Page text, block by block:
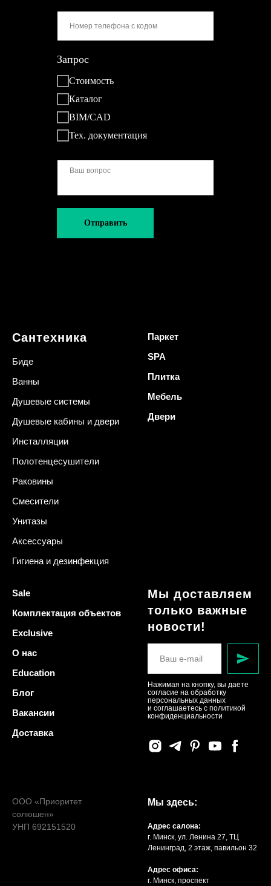
Запрос
Стоимость
Каталог
BIM/CAD
Тех. документация
Отправить
Сантехника
Биде
Ванны
Душевые системы
Душевые кабины и двери
Инсталляции
Полотенцесушители
Раковины
Смесители
Унитазы
Аксессуары
Гигиена и дезинфекция
Паркет
SPA
Плитка
Мебель
Двери
Sale
Комплектация объектов
Exclusive
О нас
Education
Блог
Вакансии
Доставка
Мы доставляем
только важные
новости!
Нажимая на кнопку, вы даете
согласие на обработку
персональных данных
и соглашаетесь c политикой
конфиденциальности
ООО «Приоритет
солюшен»
УНП 692151520
Мы здесь:
Адрес салона:
г. Минск, ул. Ленина 27, ТЦ
Ленинград, 2 этаж, павильон 32
Адрес офиса:
г. Минск, проспект